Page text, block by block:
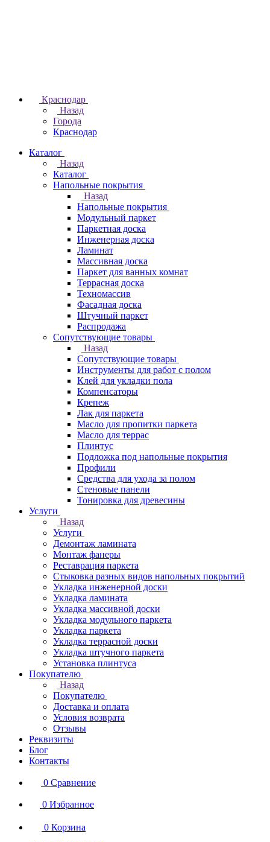
Краснодар
Назад
Города
Краснодар
Каталог
Назад
Каталог
Напольные покрытия
Назад
Напольные покрытия
Модульный паркет
Паркетная доска
Инженерная доска
Ламинат
Массивная доска
Паркет для ванных комнат
Террасная доска
Техномассив
Фасадная доска
Штучный паркет
Распродажа
Сопутствующие товары
Назад
Сопутствующие товары
Инструменты для работ с полом
Клей для укладки пола
Компенсаторы
Крепеж
Лак для паркета
Масло для пропитки паркета
Масло для террас
Плинтус
Подложка под напольные покрытия
Профили
Средства для ухода за полом
Стеновые панели
Тонировка для древесины
Услуги
Назад
Услуги
Демонтаж ламината
Монтаж фанеры
Реставрация паркета
Стыковка разных видов напольных покрытий
Укладка инженерной доски
Укладка ламината
Укладка массивной доски
Укладка модульного паркета
Укладка паркета
Укладка террасной доски
Укладка штучного паркета
Установка плинтуса
Покупателю
Назад
Покупателю
Доставка и оплата
Условия возврата
Отзывы
Реквизиты
Блог
Контакты
0 Сравнение
0 Избранное
0 Корзина